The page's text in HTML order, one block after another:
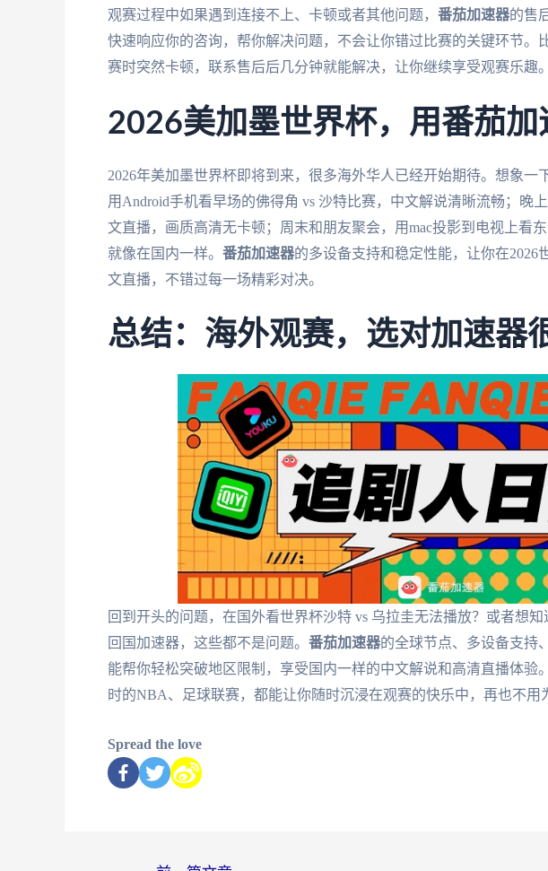
观赛过程中如果遇到连接不上、卡顿或者其他问题， 番茄加速器的售
快速响应你的咨询，帮你解决问题，不会让你错过比赛的关键环节。
赛时突然卡顿，联系售后后几分钟就能解决，让你继续享受观赛乐趣。
2026美加墨世界杯，用番茄加
2026年美加墨世界杯即将到来，很多海外华人已经开始期待。想象一
用Android手机看早场的佛得角 vs 沙特比赛，中文解说清晰流畅；晚
文直播，画质高清无卡顿；周末和朋友聚会，用mac投影到电视上看
就像在国内一样。 番茄加速器的多设备支持和稳定性能，让你在2026
文直播，不错过每一场精彩对决。
总结：海外观赛，选对加速器
回到开头的问题，在国外看世界杯沙特 vs 乌拉圭无法播放？或者想
回国加速器，这些都不是问题。 番茄加速器的全球节点、多设备支持
能帮你轻松突破地区限制，享受国内一样的中文解说和高清直播体验
时的NBA、足球联赛，都能让你随时沉浸在观赛的快乐中，再也不用
Spread the love